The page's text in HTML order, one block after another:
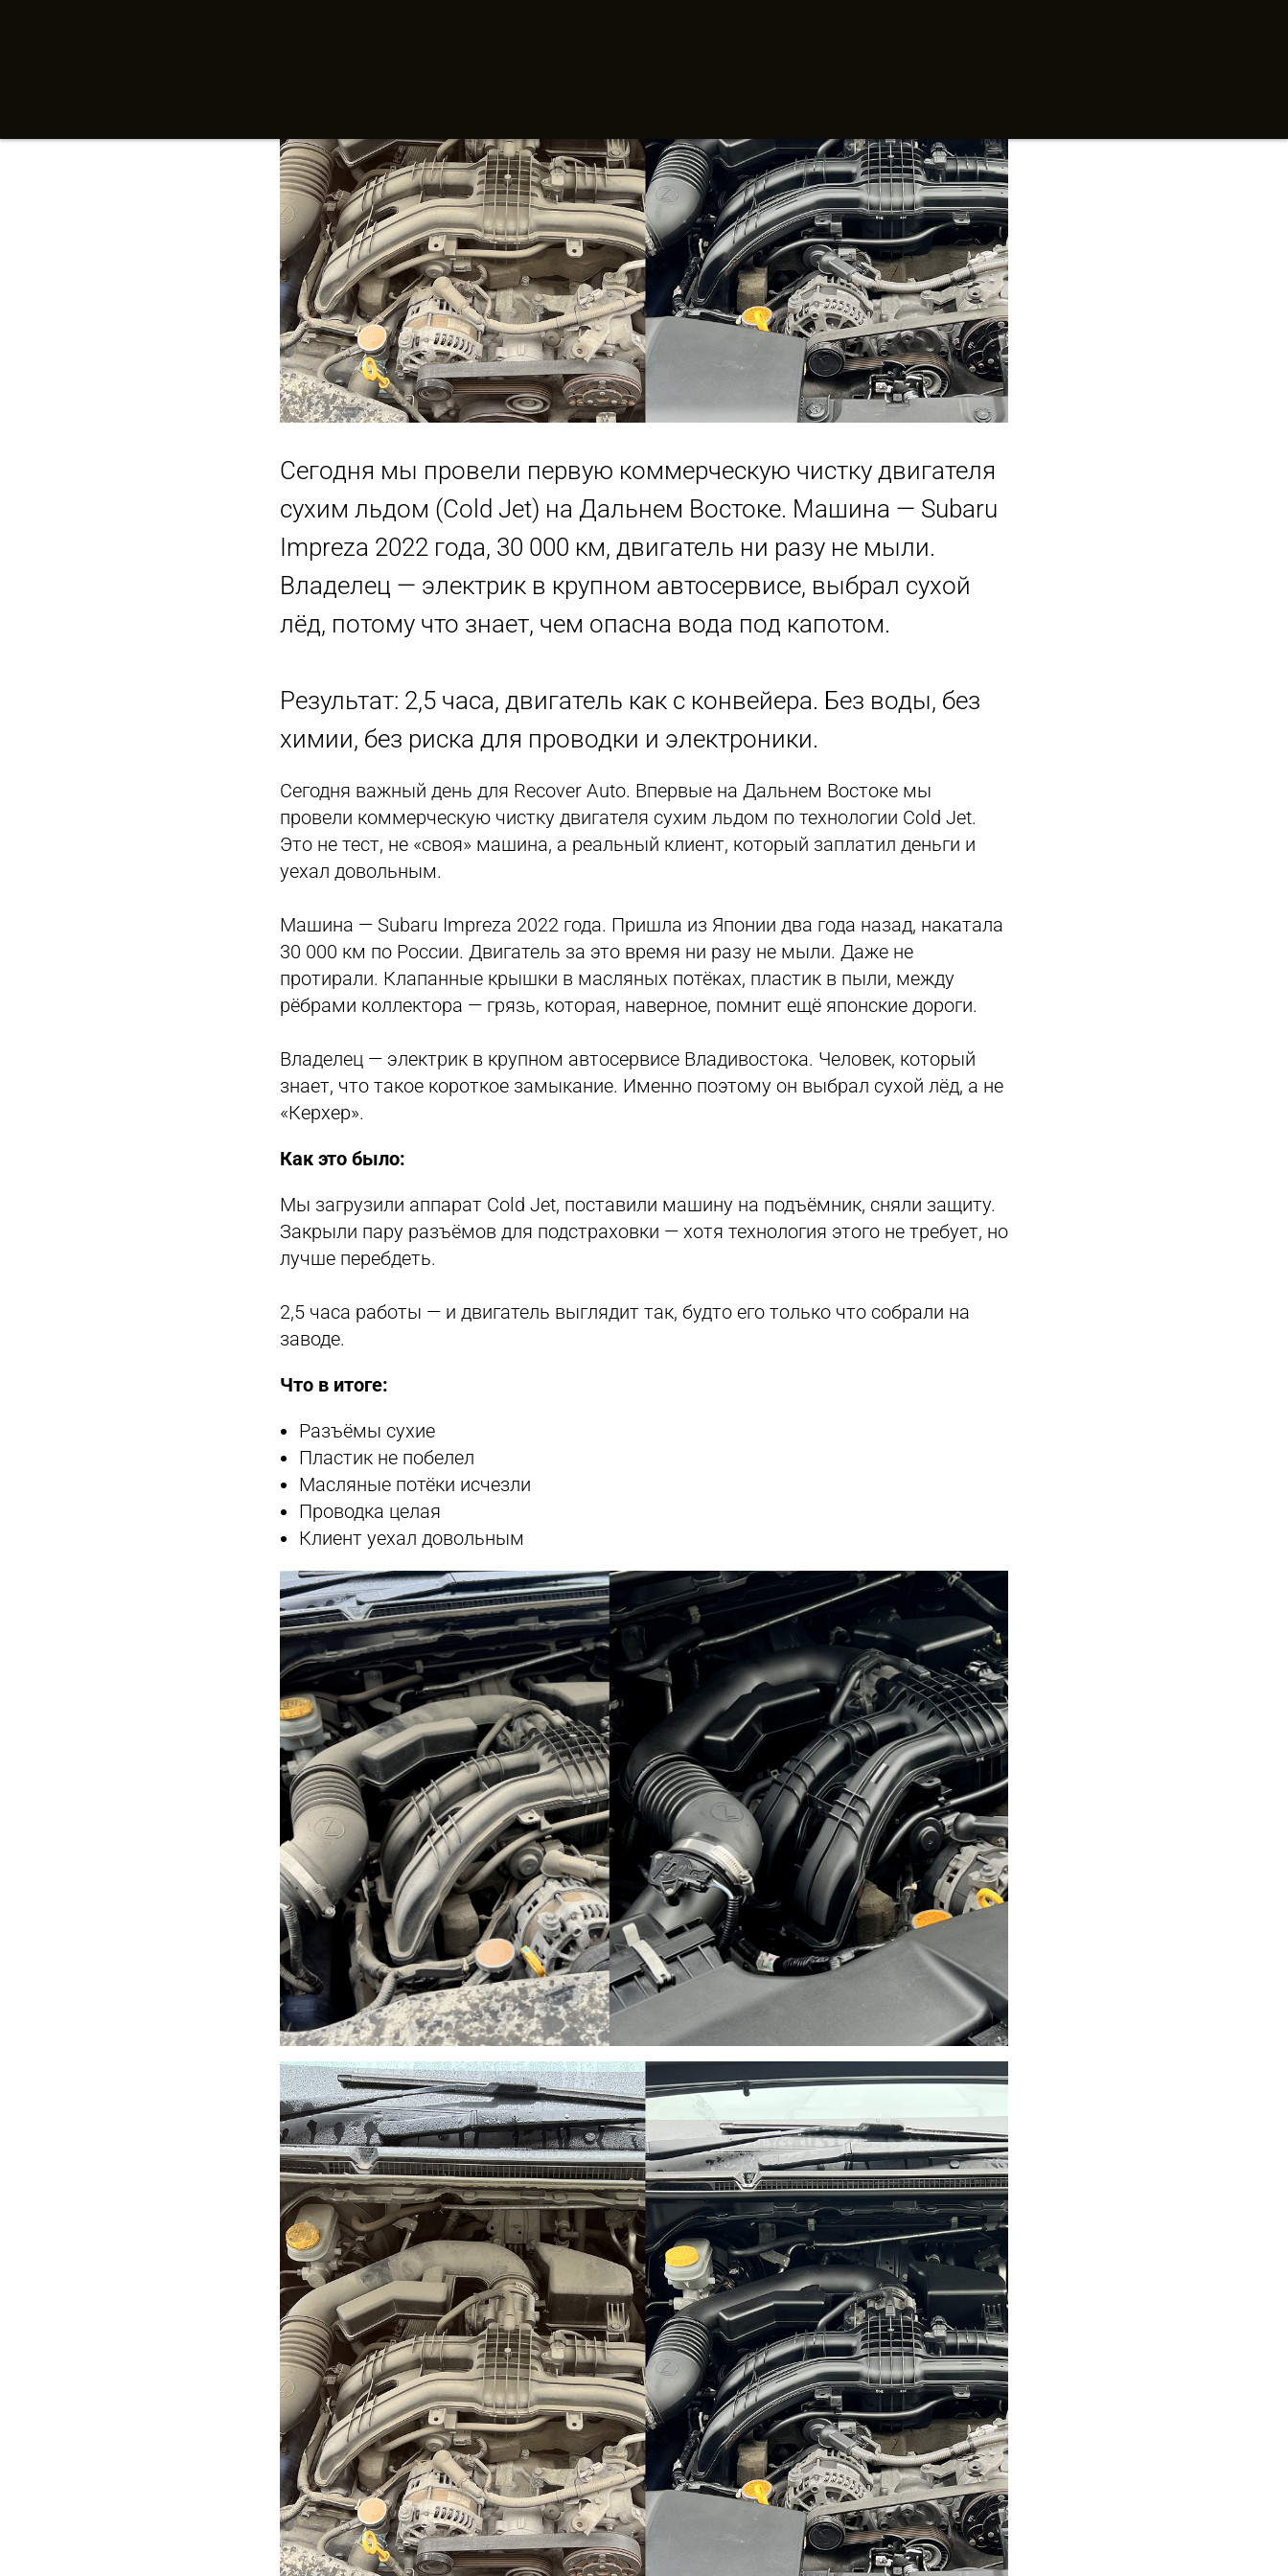
Сегодня мы провели первую коммерческую чистку двигателя
сухим льдом (Cold Jet) на Дальнем Востоке. Машина — Subaru
Impreza 2022 года, 30 000 км, двигатель ни разу не мыли.
Владелец — электрик в крупном автосервисе, выбрал сухой
лёд, потому что знает, чем опасна вода под капотом.
Результат: 2,5 часа, двигатель как с конвейера. Без воды, без
химии, без риска для проводки и электроники.
Сегодня важный день для Recover Auto. Впервые на Дальнем Востоке мы
провели коммерческую чистку двигателя сухим льдом по технологии Cold Jet.
Это не тест, не «своя» машина, а реальный клиент, который заплатил деньги и
уехал довольным.
Машина — Subaru Impreza 2022 года. Пришла из Японии два года назад, накатала
30 000 км по России. Двигатель за это время ни разу не мыли. Даже не
протирали. Клапанные крышки в масляных потёках, пластик в пыли, между
рёбрами коллектора — грязь, которая, наверное, помнит ещё японские дороги.
Владелец — электрик в крупном автосервисе Владивостока. Человек, который
знает, что такое короткое замыкание. Именно поэтому он выбрал сухой лёд, а не
«Керхер».
Как это было:
Мы загрузили аппарат Cold Jet, поставили машину на подъёмник, сняли защиту.
Закрыли пару разъёмов для подстраховки — хотя технология этого не требует, но
лучше перебдеть.
2,5 часа работы — и двигатель выглядит так, будто его только что собрали на
заводе.
Что в итоге:
Разъёмы сухие
Пластик не побелел
Масляные потёки исчезли
Проводка целая
Клиент уехал довольным